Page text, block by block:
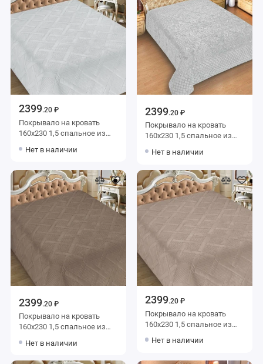
2399.20 ₽
Покрывало на кровать
160х230 1,5 спальное из
однотонное Marianna
Нет в наличии
2399.20 ₽
Покрывало на кровать
160х230 1,5 спальное из
Орнамент Marianna
Нет в наличии
2399.20 ₽
Покрывало на кровать
160х230 1,5 спальное из
коричневое однотонное
Marianna
Нет в наличии
2399.20 ₽
Покрывало на кровать
160х230 1,5 спальное из
коричневое однотонное
Нет в наличии